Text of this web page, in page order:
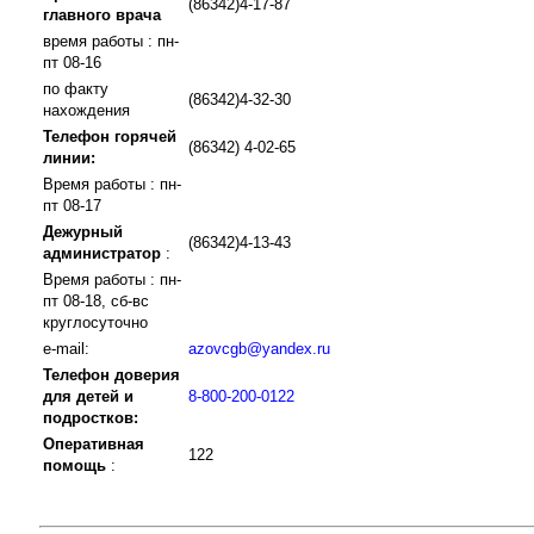
главного врача
(86342)4-17-87
время работы : пн-
пт 08-16
по факту
нахождения
(86342)4-32-30
Телефон горячей
линии:
(86342) 4-02-65
Время работы : пн-
пт 08-17
Дежурный
администратор :
(86342)4-13-43
Время работы : пн-
пт 08-18, сб-вс
круглосуточно
e-mail:
azovcgb@yandex.ru
Телефон доверия
для детей и
подростков:
8-800-200-0122
Оперативная
помощь :
122